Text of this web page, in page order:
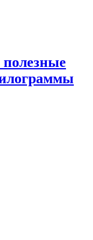
полезные